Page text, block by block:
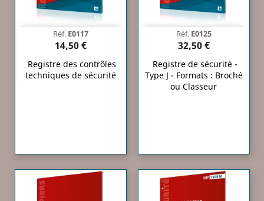
Réf. E0117
14,50 €
Registre des contrôles
techniques de sécurité
Réf. E0125
32,50 €
Registre de sécurité -
Type J - Formats : Broché
ou Classeur